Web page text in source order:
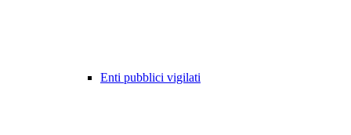
Enti pubblici vigilati